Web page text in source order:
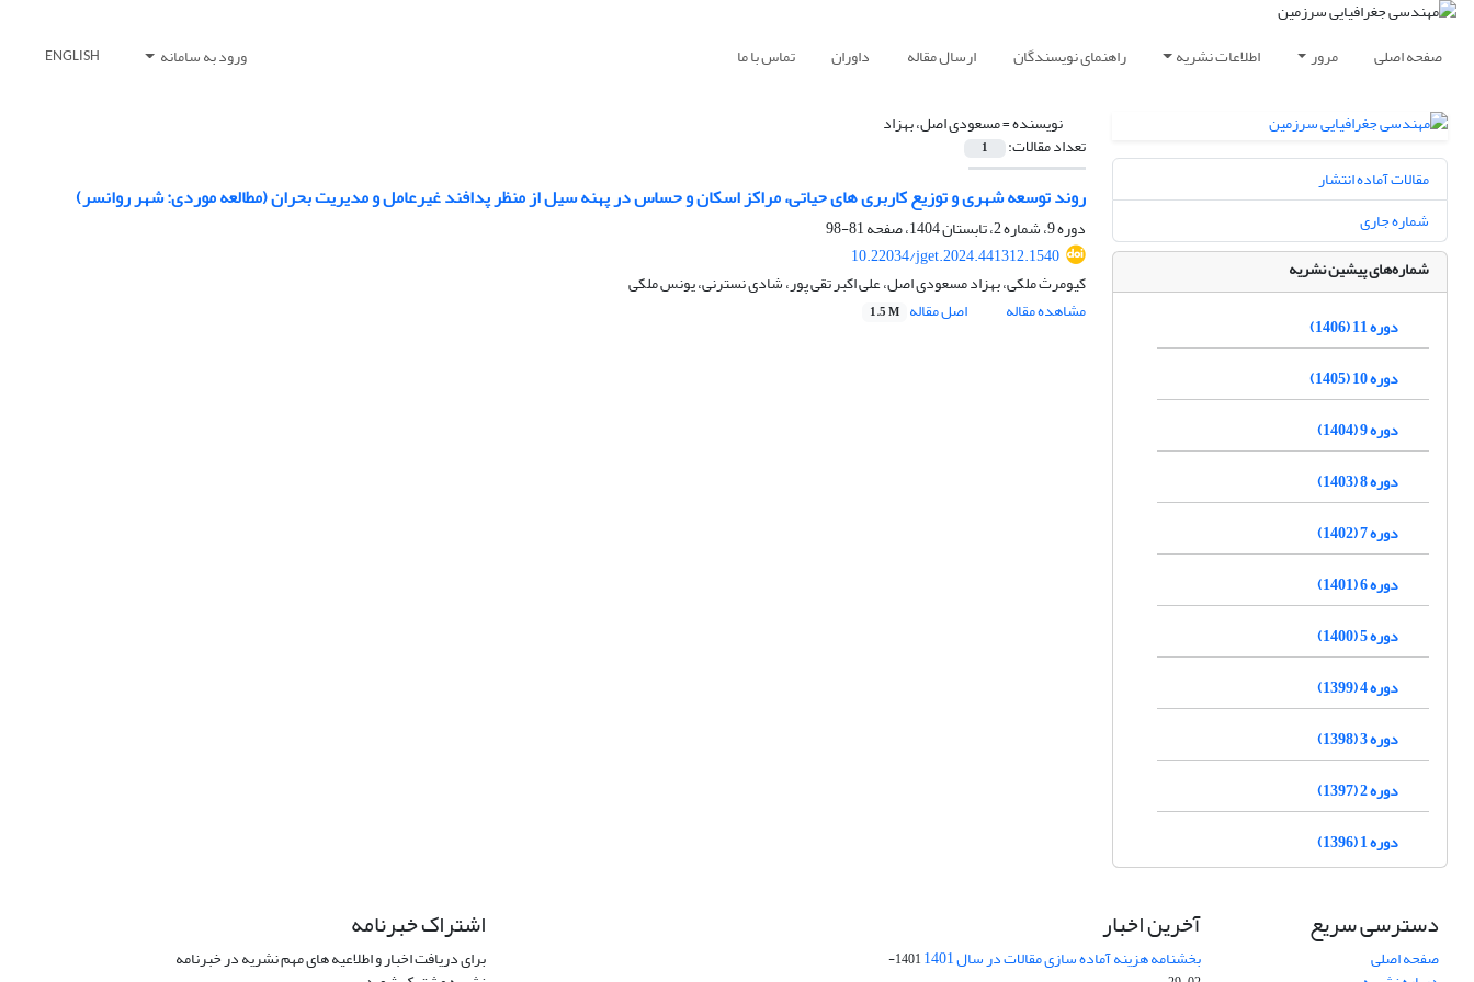
صفحه اصلی مرور اطلاعات نشریه راهنمای نویسندگان ارسال مقاله داوران تماس با ما ورود به سامانه ENGLISH
نویسنده =مسعودی اصل، بهزاد
تعداد مقالات: 1
روند توسعه شهری و توزیع کاربری های حیاتی، مراکز اسکان و حساس در پهنه سیل از منظر پدافند غیرعامل و مدیریت بحران (مطالعه موردی: شهر روانسر)
دوره 9، شماره 2، تابستان 1404، صفحه
81-98
10.22034/jget.2024.441312.1540
کیومرث ملکی، بهزاد مسعودی اصل، علی اکبر تقی پور، شادی نسترنی، یونس ملکی
مشاهده مقاله
اصل مقاله 1.5 M
مقالات آماده انتشار
شماره جاری
شماره‌های پیشین نشریه
دوره 11 (1406)
دوره 10 (1405)
دوره 9 (1404)
دوره 8 (1403)
دوره 7 (1402)
دوره 6 (1401)
دوره 5 (1400)
دوره 4 (1399)
دوره 3 (1398)
دوره 2 (1397)
دوره 1 (1396)
دسترسی سریع
صفحه اصلی
آخرین اخبار
بخشنامه هزینه آماده سازی مقالات در سال 1401
1401-
اشتراک خبرنامه
برای دریافت اخبار و اطلاعیه های مهم نشریه در خبرنامه